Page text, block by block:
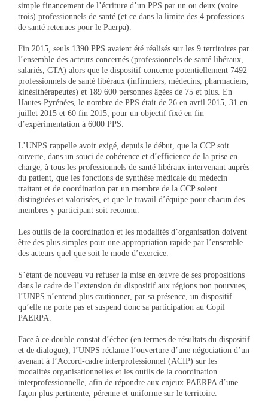
simple financement de l’écriture d’un PPS par un ou deux (voire
trois) professionnels de santé (et ce dans la limite des 4 professions
de santé retenues pour le Paerpa).
Fin 2015, seuls 1390 PPS avaient été réalisés sur les 9 territoires par
l’ensemble des acteurs concernés (professionnels de santé libéraux,
salariés, CTA) alors que le dispositif concerne potentiellement 7492
professionnels de santé libéraux (infirmiers, médecins, pharmaciens,
kinésithérapeutes) et 189 600 personnes âgées de 75 et plus. En
Hautes-Pyrénées, le nombre de PPS était de 26 en avril 2015, 31 en
juillet 2015 et 60 fin 2015, pour un objectif fixé en fin
d’expérimentation à 6000 PPS.
L’UNPS rappelle avoir exigé, depuis le début, que la CCP soit
ouverte, dans un souci de cohérence et d’efficience de la prise en
charge, à tous les professionnels de santé libéraux intervenant auprès
du patient, que les fonctions de synthèse médicale du médecin
traitant et de coordination par un membre de la CCP soient
distinguées et valorisées, et que le travail d’équipe pour chacun des
membres y participant soit reconnu.
Les outils de la coordination et les modalités d’organisation doivent
être des plus simples pour une appropriation rapide par l’ensemble
des acteurs quel que soit le mode d’exercice.
S’étant de nouveau vu refuser la mise en œuvre de ses propositions
dans le cadre de l’extension du dispositif aux régions non pourvues,
l’UNPS n’entend plus cautionner, par sa présence, un dispositif
qu’elle ne porte pas et suspend donc sa participation au Copil
PAERPA.
Face à ce double constat d’échec (en termes de résultats du dispositif
et de dialogue), l’UNPS réclame l’ouverture d’une négociation d’un
avenant à l’Accord-cadre interprofessionnel (ACIP) sur les
modalités organisationnelles et les outils de la coordination
interprofessionnelle, afin de répondre aux enjeux PAERPA d’une
façon plus pertinente, pérenne et uniforme sur le territoire.